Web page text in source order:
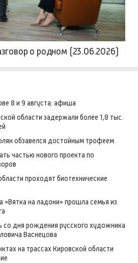
о родном (23.06.2026)
8 и 9 августа: афиша
области задержали более 1,8 тыс.
обзавелся достойным трофеем
частью нового проекта по
проходят биотехнические
«Вятка на ладони» прошла семья из
со дня рождения русского художника
Васнецова
на трассах Кировской области